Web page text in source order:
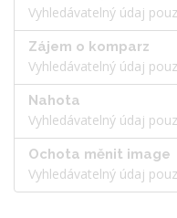
Vyhledávatelný údaj
Zájem o komparz
Vyhledávatelný údaj
Nahota
Vyhledávatelný údaj
Ochota měnit image
Vyhledávatelný údaj